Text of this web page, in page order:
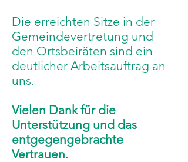
Die erreichten Sitze in der
Gemeindevertretung und
den Ortsbeiräten sind ein
deutlicher Arbeitsauftrag an
uns.
Vielen Dank für die
Unterstützung und das
entgegengebrachte
Vertrauen.